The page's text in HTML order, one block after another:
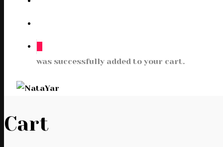
was successfully added to your cart.
Cart